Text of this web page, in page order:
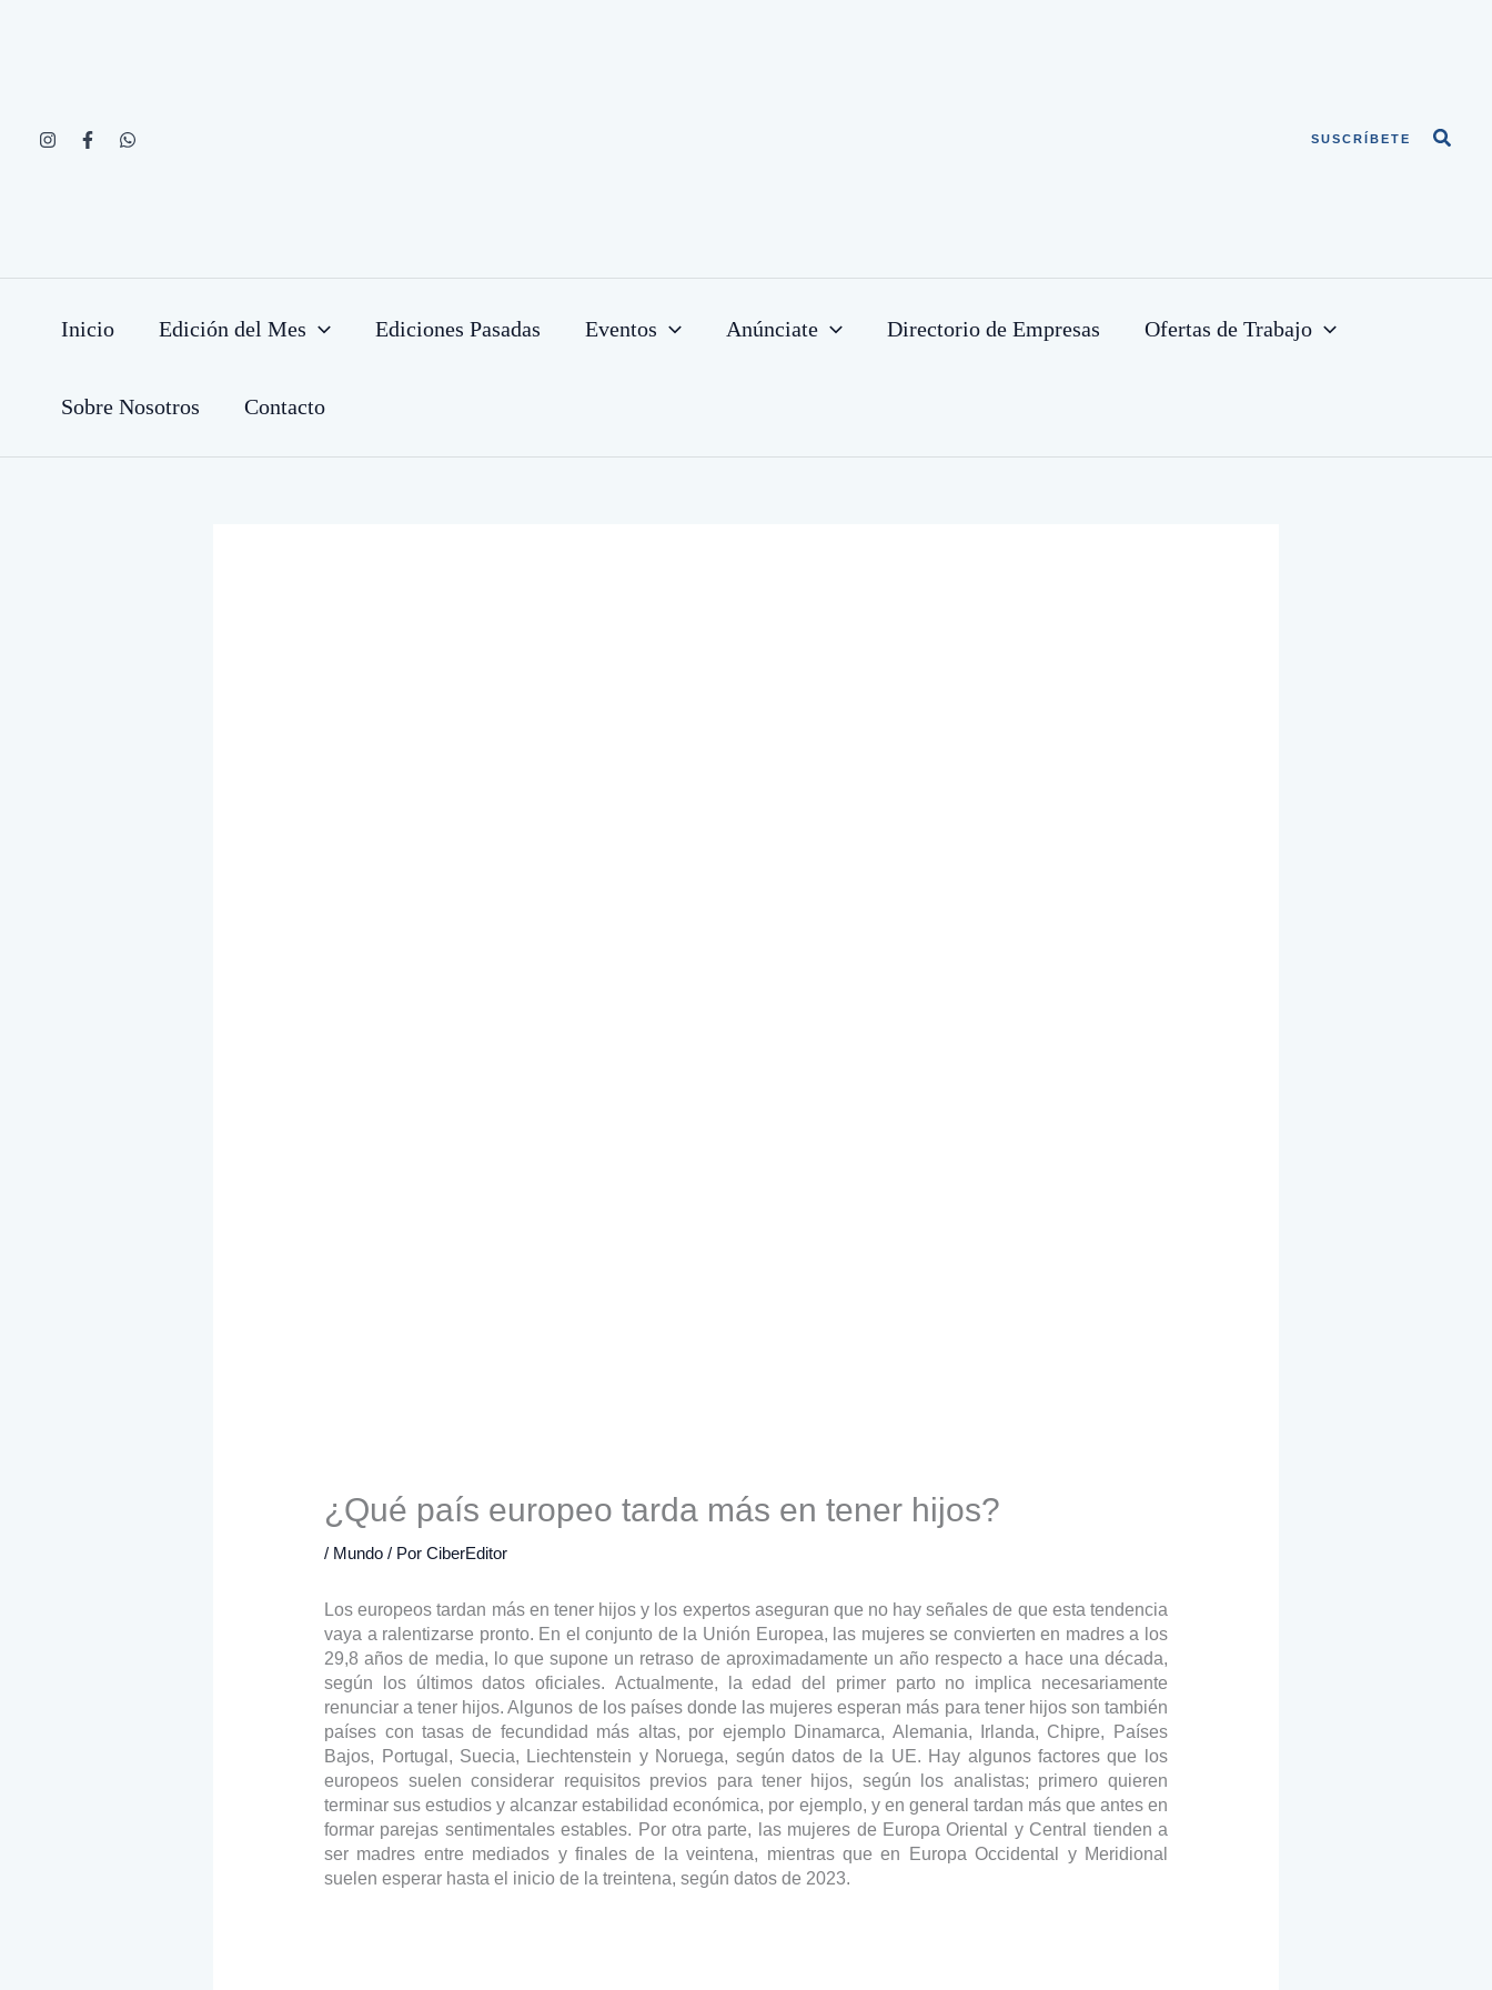
SUSCRÍBETE
Inicio Edición del Mes Ediciones Pasadas Eventos Anúnciate Directorio de Empresas Ofertas de Trabajo
Sobre Nosotros Contacto
¿Qué país europeo tarda más en tener hijos?
/ Mundo / PorCiberEditor
Los europeos tardan más en tener hijos y los expertos aseguran que no hay señales de que esta tendencia
vaya a ralentizarse pronto. En el conjunto de la Unión Europea, las mujeres se convierten en madres a los
29,8 años de media, lo que supone un retraso de aproximadamente un año respecto a hace una década,
según los últimos datos oficiales. Actualmente, la edad del primer parto no implica necesariamente
renunciar a tener hijos. Algunos de los países donde las mujeres esperan más para tener hijos son también
países con tasas de fecundidad más altas, por ejemplo Dinamarca, Alemania, Irlanda, Chipre, Países
Bajos, Portugal, Suecia, Liechtenstein y Noruega, según datos de la UE. Hay algunos factores que los
europeos suelen considerar requisitos previos para tener hijos, según los analistas; primero quieren
terminar sus estudios y alcanzar estabilidad económica, por ejemplo, y en general tardan más que antes en
formar parejas sentimentales estables. Por otra parte, las mujeres de Europa Oriental y Central tienden a
ser madres entre mediados y finales de la veintena, mientras que en Europa Occidental y Meridional
suelen esperar hasta el inicio de la treintena, según datos de 2023.